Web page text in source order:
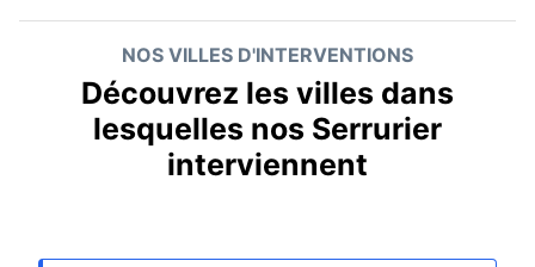
NOS VILLES D'INTERVENTIONS
Découvrez les villes dans
lesquelles nos Serrurier
interviennent